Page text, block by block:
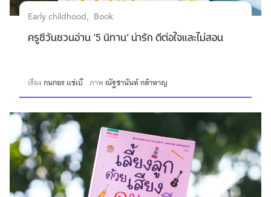
Early childhood Book
ครูชีวันชวนอ่าน ‘5 นิทาน’ น่ารัก ดีต่อใจและไม่สอน
เรื่องกนกอร แซ่เบ๊ ภาพณัฐชานันท์ กล้าหาญ